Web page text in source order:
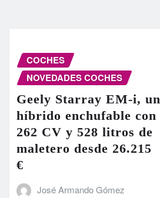
COCHES
NOVEDADES COCHES
Geely Starray EM-i, un
híbrido enchufable con
262 CV y 528 litros de
maletero desde 26.215
€
José Armando Gómez